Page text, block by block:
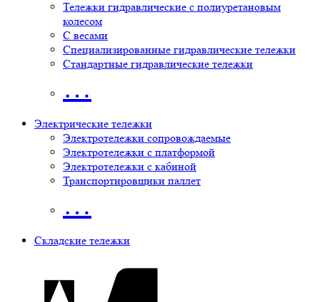
Тележки гидравлические с полиуретановым
колесом
С весами
Специализированные гидравлические тележки
Стандартные гидравлические тележки
…
Электрические тележки
Электротележки сопровождаемые
Электротележки с платформой
Электротележки с кабиной
Транспортировщики паллет
…
Складские тележки